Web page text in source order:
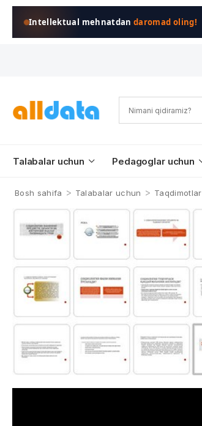
Intellektual mehnatdandaromad oling!
Talabalar uchun Pedagoglar uchun
Bosh sahifa > Talabalar uchun > Taqdimotlar